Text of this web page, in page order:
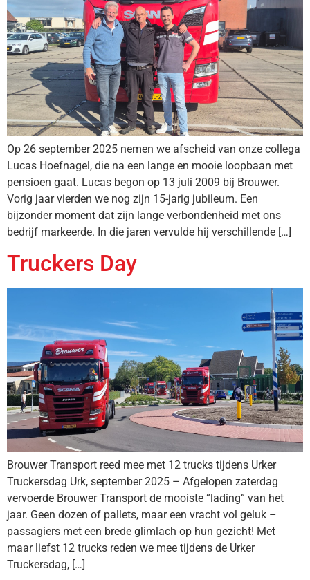
Op 26 september 2025 nemen we afscheid van onze collega
Lucas Hoefnagel, die na een lange en mooie loopbaan met
pensioen gaat. Lucas begon op 13 juli 2009 bij Brouwer.
Vorig jaar vierden we nog zijn 15-jarig jubileum. Een
bijzonder moment dat zijn lange verbondenheid met ons
bedrijf markeerde. In die jaren vervulde hij verschillende […]
Truckers Day
Brouwer Transport reed mee met 12 trucks tijdens Urker
Truckersdag Urk, september 2025 – Afgelopen zaterdag
vervoerde Brouwer Transport de mooiste “lading” van het
jaar. Geen dozen of pallets, maar een vracht vol geluk –
passagiers met een brede glimlach op hun gezicht! Met
maar liefst 12 trucks reden we mee tijdens de Urker
Truckersdag, […]